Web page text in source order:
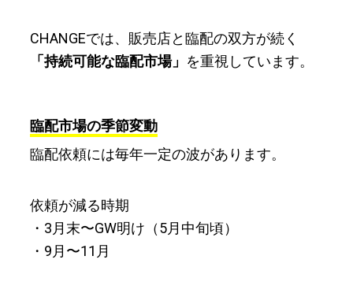
CHANGEでは、販売店と臨配の双方が続く
「持続可能な臨配市場」 を重視しています。
臨配市場の季節変動
臨配依頼には毎年一定の波があります。
依頼が減る時期
・3月末〜GW明け（5月中旬頃）
・9月〜11月